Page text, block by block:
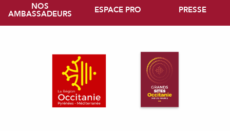
NOS
AMBASSADEURS ESPACE PRO PRESSE